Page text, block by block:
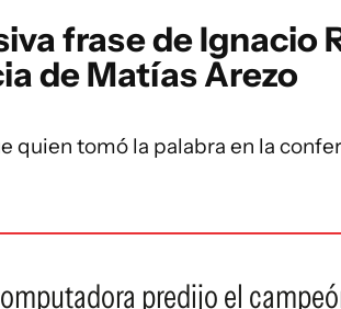
frase de Ignacio
de Matías Arezo
quien tomó la palabra en la
predijo el